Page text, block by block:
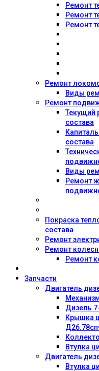
Ремонт
Ремонт
Ремонт
Ремонт
Виды
Ремонт
Текущий
состава
состава
Виды
Ремонт
Покраска
состава
Ремонт
Ремонт
Ремонт
Запчасти
Двигатель
Дизель
Крышка
Втулка
Двигатель
Втулка